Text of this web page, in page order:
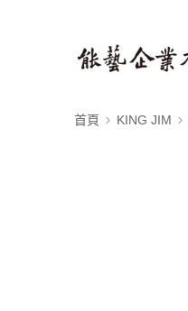
首頁 KING JIM